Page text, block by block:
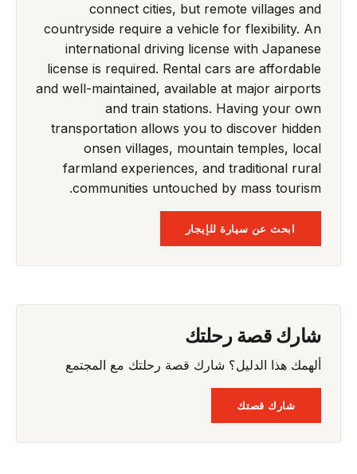
connect cities, but remote villages and
countryside require a vehicle for flexibility. An
international driving license with Japanese
license is required. Rental cars are affordable
and well-maintained, available at major airports
and train stations. Having your own
transportation allows you to discover hidden
onsen villages, mountain temples, local
farmland experiences, and traditional rural
communities untouched by mass tourism.
ابحث عن سيارة للإيجار
شارك قصة رحلتك
ألهمك هذا الدليل؟ شارك قصة رحلتك مع المجتمع
شارك قصتك